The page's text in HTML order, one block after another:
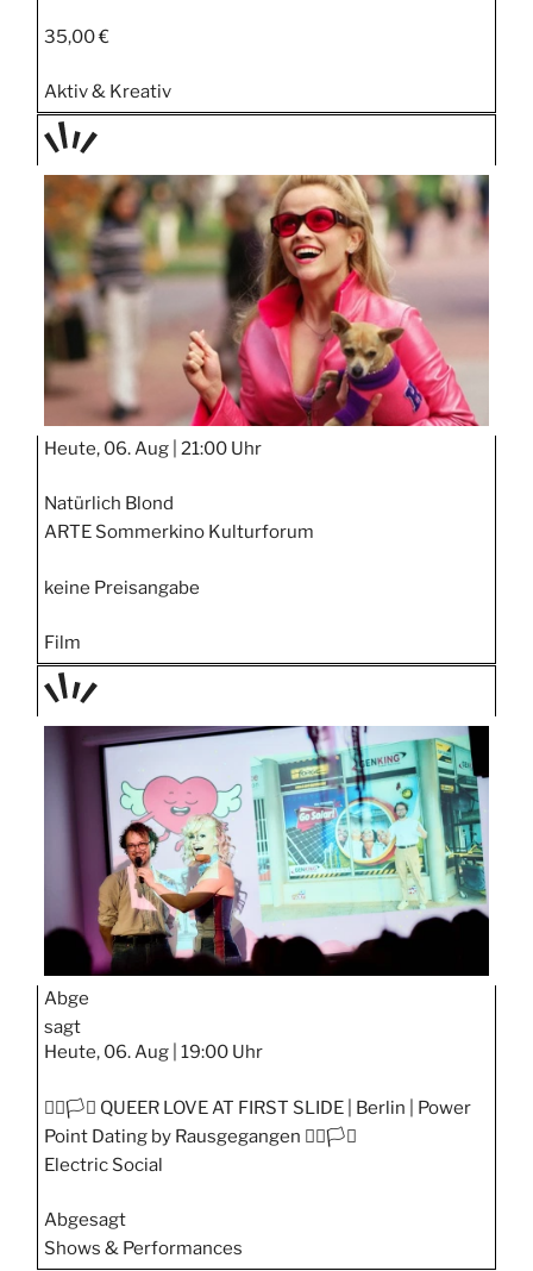
35,00 €
Aktiv & Kreativ
TAGE
STIPP
Heute, 06. Aug | 21:00 Uhr
Natürlich Blond
ARTE Sommerkino Kulturforum
keine Preisangabe
Film
TAGE
Abge
sagt
Heute, 06. Aug | 19:00 Uhr
🏳️‍🌈🏳️‍⚧️ QUEER LOVE AT FIRST SLIDE | Berlin | Power
Point Dating by Rausgegangen 🏳️‍🌈🏳️‍⚧️
Electric Social
Abgesagt
Shows & Performances